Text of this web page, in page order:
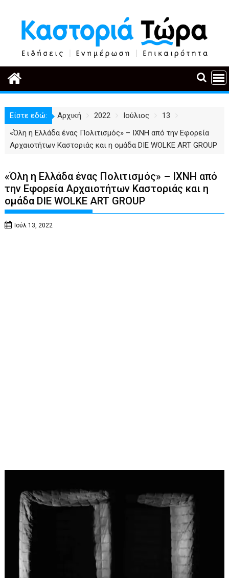
περιεχόμενο
Είστε εδώ: Αρχική 2022 Ιούλιος
13
«Όλη η Ελλάδα ένας Πολιτισμός» – ΙΧΝΗ από την Εφορεία
Αρχαιοτήτων Καστοριάς και η ομάδα DIE WOLKE ART GROUP
«Όλη η Ελλάδα ένας Πολιτισμός» – ΙΧΝΗ από
την Εφορεία Αρχαιοτήτων Καστοριάς και η
ομάδα DIE WOLKE ART GROUP
Ιούλ 13, 2022